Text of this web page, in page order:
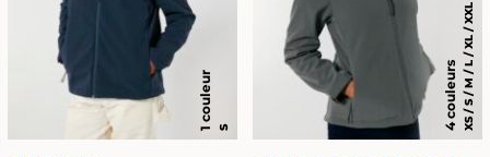
OBJETS PROMOTIONNELS
NOUVEAUTÉ : LE DTF
1 couleur S 4 couleursXS / S / M / L / XL / XXL